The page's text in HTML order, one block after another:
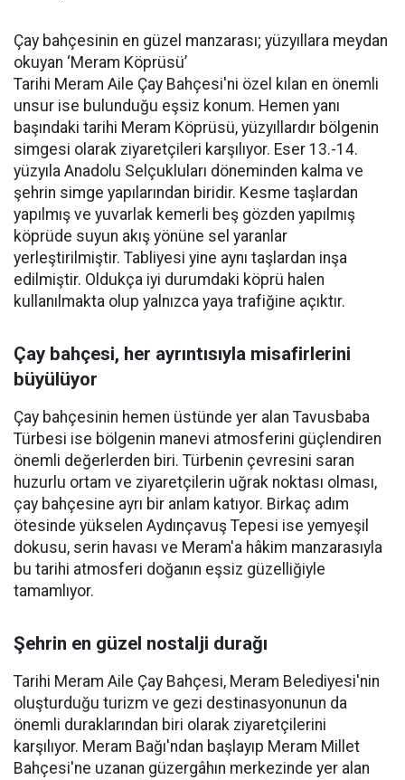
Çay bahçesinin en güzel manzarası; yüzyıllara meydan
okuyan ‘Meram Köprüsü’
Tarihi Meram Aile Çay Bahçesi'ni özel kılan en önemli
unsur ise bulunduğu eşsiz konum. Hemen yanı
başındaki tarihi Meram Köprüsü, yüzyıllardır bölgenin
simgesi olarak ziyaretçileri karşılıyor. Eser 13.-14.
yüzyıla Anadolu Selçukluları döneminden kalma ve
şehrin simge yapılarından biridir. Kesme taşlardan
yapılmış ve yuvarlak kemerli beş gözden yapılmış
köprüde suyun akış yönüne sel yaranlar
yerleştirilmiştir. Tabliyesi yine aynı taşlardan inşa
edilmiştir. Oldukça iyi durumdaki köprü halen
kullanılmakta olup yalnızca yaya trafiğine açıktır.
Çay bahçesi, her ayrıntısıyla misafirlerini
büyülüyor
Çay bahçesinin hemen üstünde yer alan Tavusbaba
Türbesi ise bölgenin manevi atmosferini güçlendiren
önemli değerlerden biri. Türbenin çevresini saran
huzurlu ortam ve ziyaretçilerin uğrak noktası olması,
çay bahçesine ayrı bir anlam katıyor. Birkaç adım
ötesinde yükselen Aydınçavuş Tepesi ise yemyeşil
dokusu, serin havası ve Meram'a hâkim manzarasıyla
bu tarihi atmosferi doğanın eşsiz güzelliğiyle
tamamlıyor.
Şehrin en güzel nostalji durağı
Tarihi Meram Aile Çay Bahçesi, Meram Belediyesi'nin
oluşturduğu turizm ve gezi destinasyonunun da
önemli duraklarından biri olarak ziyaretçilerini
karşılıyor. Meram Bağı'ndan başlayıp Meram Millet
Bahçesi'ne uzanan güzergâhın merkezinde yer alan